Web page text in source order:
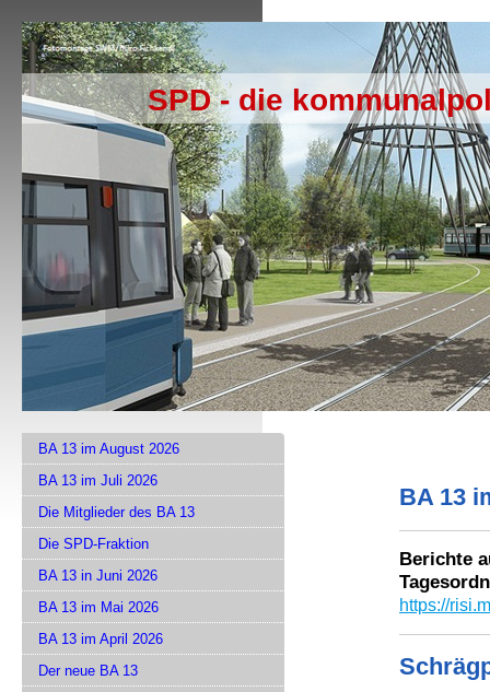
SPD - die
BA 13
Berichte
https://
BA 13 im August 2026
BA 13 im Juli 2026
Die Mitglieder des BA 13
Die SPD-Fraktion
BA 13 in Juni 2026
BA 13 im Mai 2026
BA 13 im April 2026
Der neue BA 13